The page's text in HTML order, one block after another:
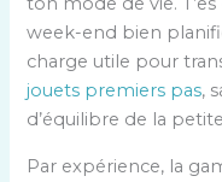
week-end bien
charge utile pour
jouets premiers pas,
d’équilibre de la
Par expérience, la